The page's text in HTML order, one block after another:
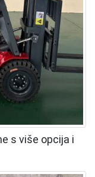
s više opcija i